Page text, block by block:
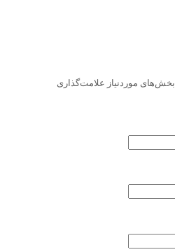
بخش‌های موردنیاز علامت‌گذاری